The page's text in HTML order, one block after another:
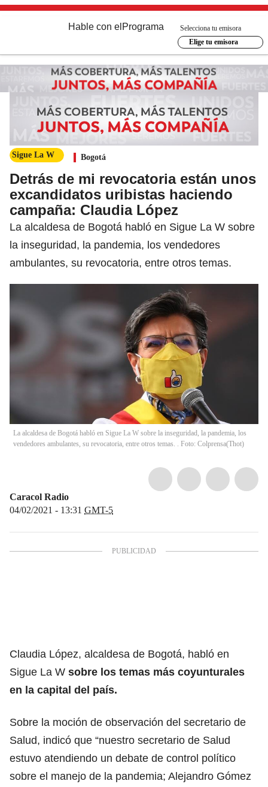
Hable con el Programa
Selecciona tu emisora
Elige tu emisora
Sigue La W Bogotá
Detrás de mi revocatoria están unos
excandidatos uribistas haciendo
campaña: Claudia López
La alcaldesa de Bogotá habló en Sigue La W sobre
la inseguridad, la pandemia, los vendedores
ambulantes, su revocatoria, entre otros temas.
La alcaldesa de Bogotá habló en Sigue La W sobre la inseguridad, la pandemia, los
vendedores ambulantes, su revocatoria, entre otros temas. . Foto: Colprensa(Thot)
Caracol Radio
04/02/2021 - 13:31 GMT-5
Claudia López, alcaldesa de Bogotá, habló en
Sigue La W sobre los temas más coyunturales
en la capital del país.
Sobre la moción de observación del secretario de
Salud, indicó que “nuestro secretario de Salud
estuvo atendiendo un debate de control político
sobre el manejo de la pandemia; Alejandro Gómez